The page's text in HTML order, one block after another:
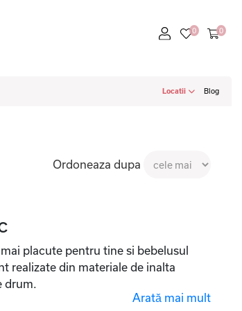
Locatii Blog
Ordoneaza dupa
placute pentru tine si bebelusul
realizate din materiale de inalta
drum.
Arată mai mult